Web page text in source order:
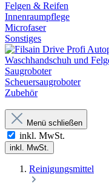
Felgen & Reifen
Innenraumpflege
Microfaser
Sonstiges
Saugroboter
Scheuersaugroboter
Zubehör
Menü schließen
inkl. MwSt.
inkl. MwSt.
Reinigungsmittel